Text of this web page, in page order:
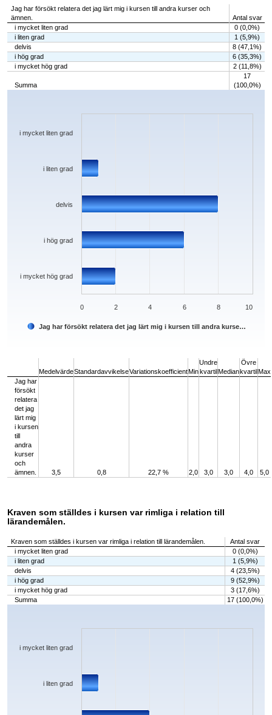
Jag har försökt relatera det jag lärt mig i kursen till andra kurser och
ämnen.
Antal svar
i mycket liten grad
0 (0,0%)
i liten grad
1 (5,9%)
delvis
8 (47,1%)
i hög grad
6 (35,3%)
i mycket hög grad
2 (11,8%)
Summa
17
(100,0%)
Chart
The chart has 1 X axis displaying categories.
Jag har försökt relatera det jag lärt mig i kursen till andra kurse…
i mycket hög grad
i hög grad
delvis
i liten grad
i mycket liten grad
0 2 4 6 8 10
MedelvärdeStandardavvikelseVariationskoefficientMin
Undre
kvartilMedian
Övre
kvartilMax
Jag har
försökt
relatera
det jag
lärt mig
i kursen
till
andra
kurser
och
ämnen.
3,5 0,8 22,7 % 2,0 3,0 3,0 4,0 5,0
Kraven som ställdes i kursen var rimliga i relation till
lärandemålen.
Kraven som ställdes i kursen var rimliga i relation till lärandemålen.
Antal svar
i mycket liten grad
0 (0,0%)
i liten grad
1 (5,9%)
delvis
4 (23,5%)
i hög grad
9 (52,9%)
i mycket hög grad
3 (17,6%)
Summa
17 (100,0%)
Chart
The chart has 1 X axis displaying categories.
i liten grad
i mycket liten grad